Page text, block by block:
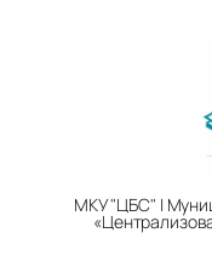
МКУ "ЦБС" |